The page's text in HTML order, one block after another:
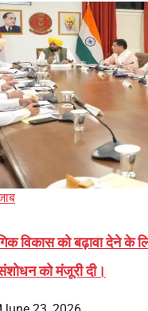
विकास को बढ़ावा देने के
को मंजूरी दी।